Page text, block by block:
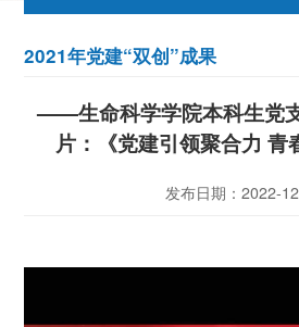
2021年党建“双创”成果
——生命科学学院本科生党
片：《党建引领聚合力 青
发布日期：2022-